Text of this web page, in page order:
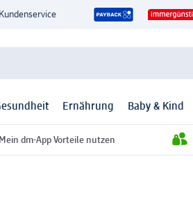
Kundenservice
Ernährung Baby & Kind
Mein dm-App Vorteile nutzen